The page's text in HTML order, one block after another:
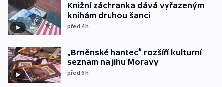
Knižní záchranka dává vyřazeným
knihám druhou šanci
před 4h
„Brněnské hantec“ rozšíří kulturní
seznam na jihu Moravy
před 6h